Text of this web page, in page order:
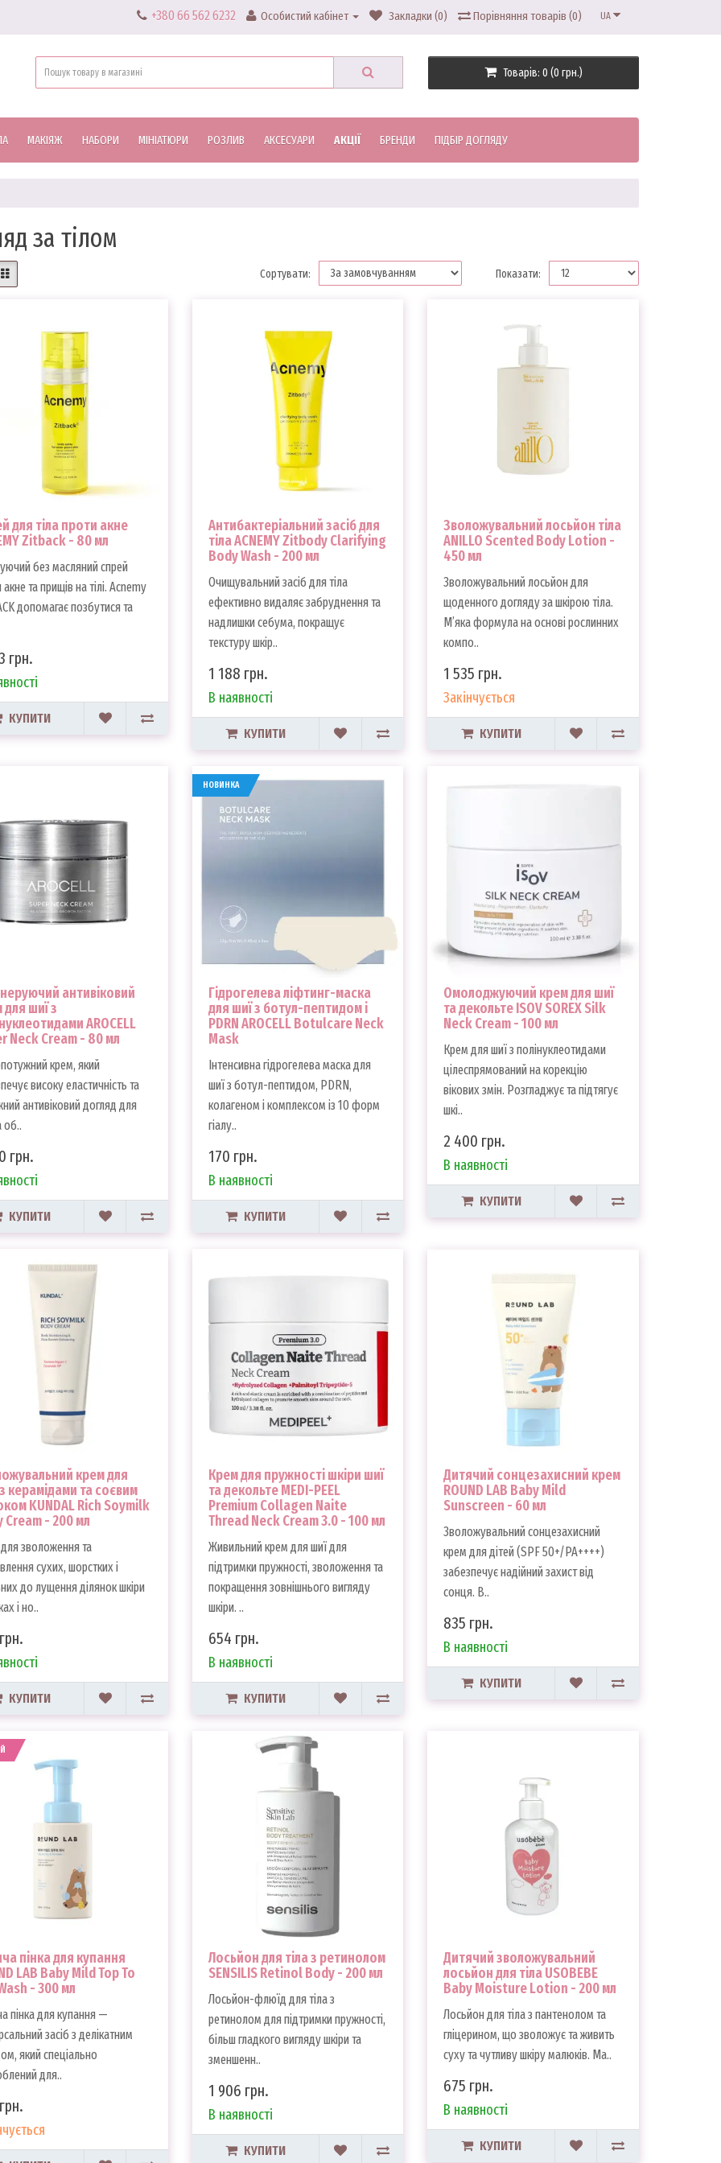
UA
+380 66 562 6232 Особистий кабінет Закладки (0) Порівняння товарів (0)
Товарів: 0 (0 грн.)
МАКІЯЖ НАБОРИ МІНІАТЮРИ РОЗЛИВ АКСЕСУАРИ АКЦІЇ БРЕНДИ ПІДБІР ДОГЛЯДУ
за тілом
Сортувати: Показати:
для тіла проти акне
Zitback - 80 мл
без масляний спрей
та прищів на тілі. Acnemy
допомагає позбутися та
грн.
КУПИТИ
Антибактеріальний засіб для
тіла ACNEMY Zitbody Clarifying
Body Wash - 200 мл
Очищувальний засіб для тіла
ефективно видаляє забруднення та
надлишки себума, покращує
текстуру шкір..
1 188 грн.
В наявності
КУПИТИ
Зволожувальний лосьйон тіла
ANILLO Scented Body Lotion -
450 мл
Зволожувальний лосьйон для
щоденного догляду за шкірою тіла.
М’яка формула на основі рослинних
компо..
1 535 грн.
Закінчується
КУПИТИ
антивіковий
для шиї з
AROCELL
Neck Cream - 80 мл
крем, який
високу еластичність та
антивіковий догляд для
об..
грн.
КУПИТИ
НОВИНКА
Гідрогелева ліфтинг-маска
для шиї з ботул-пептидом і
PDRN AROCELL Botulcare Neck
Mask
Інтенсивна гідрогелева маска для
шиї з ботул-пептидом, PDRN,
колагеном і комплексом із 10 форм
гіалу..
170 грн.
В наявності
КУПИТИ
Омолоджуючий крем для шиї
та декольте ISOV SOREX Silk
Neck Cream - 100 мл
Крем для шиї з полінуклеотидами
цілеспрямований на корекцію
вікових змін. Розгладжує та підтягує
шкі..
2 400 грн.
В наявності
КУПИТИ
крем для
з керамідами та соєвим
KUNDAL Rich Soymilk
Cream - 200 мл
зволоження та
сухих, шорстких і
до лущення ділянок шкіри
і но..
КУПИТИ
Крем для пружності шкіри шиї
та декольте MEDI-PEEL
Premium Collagen Naite
Thread Neck Cream 3.0 - 100 мл
Живильний крем для шиї для
підтримки пружності, зволоження та
покращення зовнішнього вигляду
шкіри. ..
654 грн.
В наявності
КУПИТИ
Дитячий сонцезахисний крем
ROUND LAB Baby Mild
Sunscreen - 60 мл
Зволожувальний сонцезахисний
крем для дітей (SPF 50+/PA++++)
забезпечує надійний захист від
сонця. В..
835 грн.
В наявності
КУПИТИ
пінка для купання
LAB Baby Mild Top To
- 300 мл
пінка для купання —
засіб з делікатним
який спеціально
для..
Лосьйон для тіла з ретинолом
SENSILIS Retinol Body - 200 мл
Лосьйон-флюїд для тіла з
ретинолом для підтримки пружності,
більш гладкого вигляду шкіри та
зменшенн..
1 906 грн.
В наявності
КУПИТИ
Дитячий зволожувальний
лосьйон для тіла USOBEBE
Baby Moisture Lotion - 200 мл
Лосьйон для тіла з пантенолом та
гліцерином, що зволожує та живить
суху та чутливу шкіру малюків. Ма..
675 грн.
В наявності
КУПИТИ